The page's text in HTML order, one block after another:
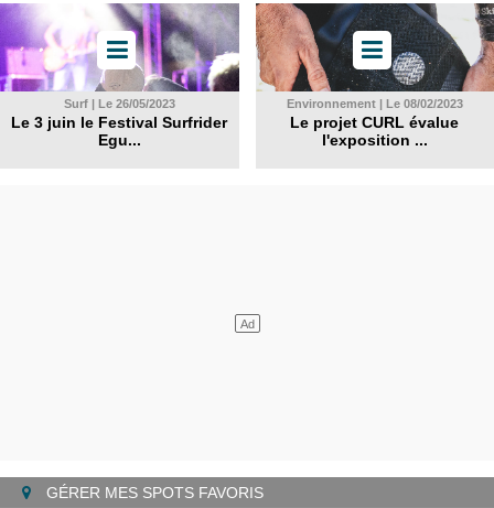
Surf | Le 26/05/2023
Le 3 juin le Festival Surfrider
Egu...
Environnement | Le 08/02/2023
Le projet CURL évalue
l'exposition ...
GÉRER MES SPOTS FAVORIS